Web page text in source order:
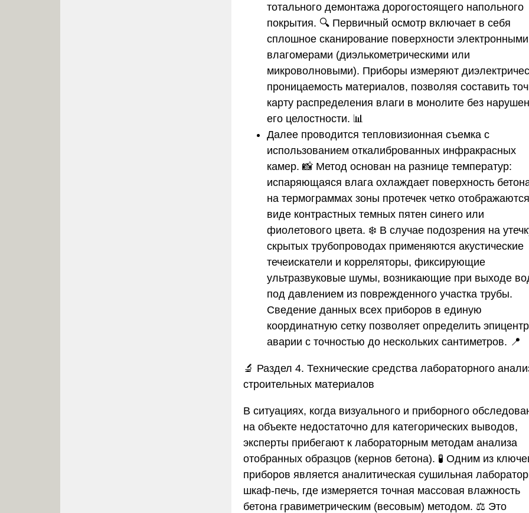
тотального демонтажа дорогостоящего напольного
покрытия. 🔍 Первичный осмотр включает в себя
сплошное сканирование поверхности электронными
влагомерами (диэлькометрическими или
микроволновыми). Приборы измеряют
проницаемость материалов, позволяя составить
карту распределения влаги в монолите без
его целостности. 📊
Далее проводится тепловизионная съемка с
использованием откалиброванных инфракрасных
камер. 📸 Метод основан на разнице температур:
испаряющаяся влага охлаждает поверхность
на термограммах зоны протечек четко
виде контрастных темных пятен синего или
фиолетового цвета. ❄️ В случае подозрения на
скрытых трубопроводах применяются акустические
течеискатели и корреляторы, фиксирующие
ультразвуковые шумы, возникающие при выходе
под давлением из поврежденного участка трубы.
Сведение данных всех приборов в единую
координатную сетку позволяет определить эпицентр
аварии с точностью до нескольких сантиметров. 📍
🔬 Раздел 4. Технические средства лабораторного
строительных материалов
В ситуациях, когда визуального и приборного
на объекте недостаточно для категорических выводов,
эксперты прибегают к лабораторным методам анализа
отобранных образцов (кернов бетона). 🧪 Одним из
приборов является аналитическая сушильная
шкаф-печь, где измеряется точная массовая влажность
бетона гравиметрическим (весовым) методом. ⚖️ Это